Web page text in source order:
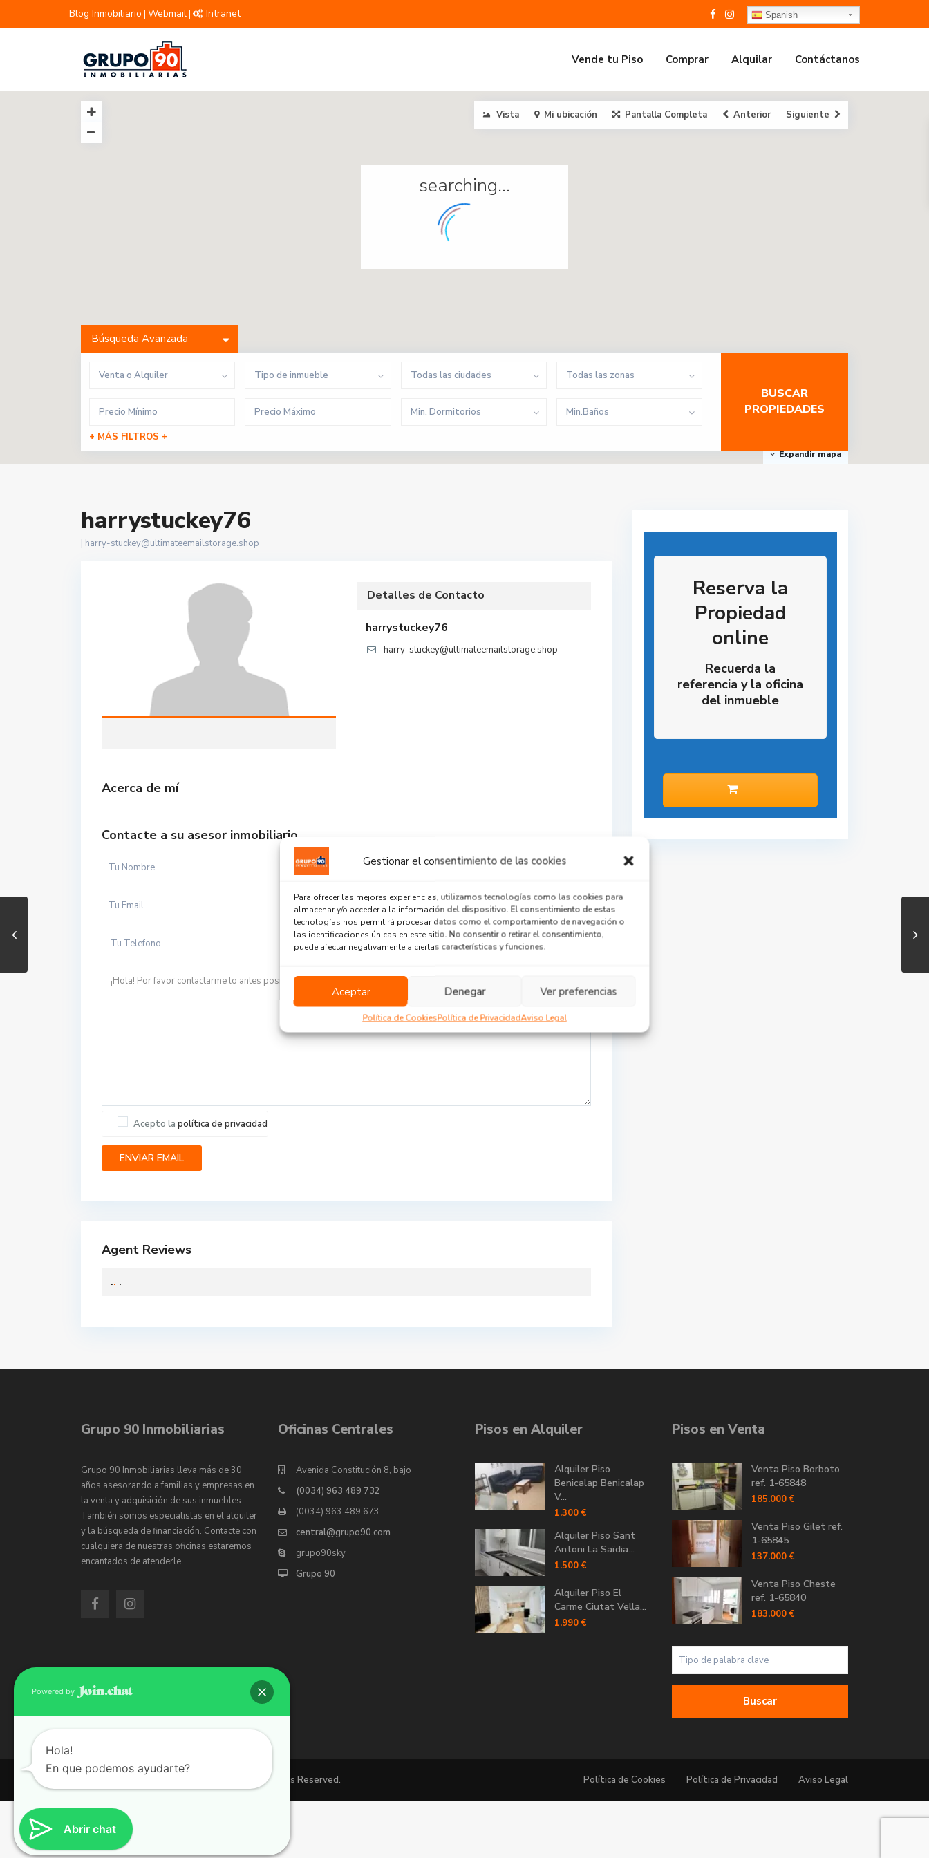
Gestionar el consentimiento de las cookies
Para ofrecer las mejores experiencias, utilizamos tecnologías como las cookies para
almacenar y/o acceder a la información del dispositivo. El consentimiento de estas
tecnologías nos permitirá procesar datos como el comportamiento de navegación o
las identificaciones únicas en este sitio. No consentir o retirar el consentimiento,
puede afectar negativamente a ciertas características y funciones.
Aceptar Denegar Ver preferencias
Política de CookiesPolítica de PrivacidadAviso Legal
Blog Inmobiliario | Webmail| Intranet Spanish
Vende tu Piso Comprar Alquilar Contáctanos
searching...
Expandir mapa
Vista Mi ubicación Pantalla Completa Anterior Siguiente
Búsqueda Avanzada
Venta o Alquiler Tipo de inmueble Todas las ciudades Todas las zonas
Min. Dormitorios
Min.Baños
+ MÁS FILTROS +
harrystuckey76
| harry-stuckey@ultimateemailstorage.shop
Detalles de Contacto
harrystuckey76
harry-stuckey@ultimateemailstorage.shop
Acerca de mí
Contacte a su asesor inmobiliario
Acepto la política de privacidad
Agent Reviews
.. .
Reserva la
Propiedad
online
Recuerda la
referencia y la oficina
del inmueble
--
Grupo 90 Inmobiliarias
Grupo 90 Inmobiliarias lleva más de 30
años asesorando a familias y empresas en
la venta y adquisición de sus inmuebles.
También somos especialistas en el alquiler
y la búsqueda de financiación. Contacte con
cualquiera de nuestras oficinas estaremos
encantados de atenderle…
Oficinas Centrales
Avenida Constitución 8, bajo
(0034) 963 489 732
(0034) 963 489 673
central@grupo90.com
grupo90sky
Grupo 90
Pisos en Alquiler
Alquiler Piso
Benicalap Benicalap
V...
1.300 €
Alquiler Piso Sant
Antoni La Saïdia...
1.500 €
Alquiler Piso El
Carme Ciutat Vella...
1.990 €
Pisos en Venta
Venta Piso Borboto
ref. 1-65848
185.000 €
Venta Piso Gilet ref.
1-65845
137.000 €
Venta Piso Cheste
ref. 1-65840
183.000 €
Buscar
Copyright 2026 | Grupo 90 inmobiliarias. All Rights Reserved. Política de Cookies Política de Privacidad Aviso Legal
Abrir chat
Powered by
Hola!
En que podemos ayudarte?